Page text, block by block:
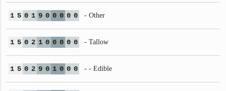
1 5 0 1 9 0 0 0 0 0 - Other
1 5 0 2 1 0 0 0 0 0 - Tallow
1 5 0 2 9 0 1 0 0 0 - - Edible